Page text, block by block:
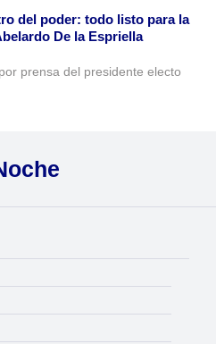
del poder: todo listo para la
De la Espriella
prensa del presidente electo